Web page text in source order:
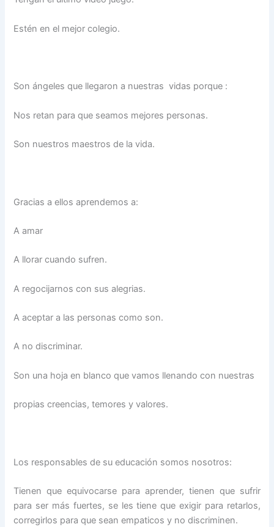
Estén en el mejor colegio.
Son ángeles que llegaron a nuestras vidas porque :
Nos retan para que seamos mejores personas.
Son nuestros maestros de la vida.
Gracias a ellos aprendemos a:
A amar
A llorar cuando sufren.
A regocijarnos con sus alegrias.
A aceptar a las personas como son.
A no discriminar.
Son una hoja en blanco que vamos llenando con nuestras
propias creencias, temores y valores.
Los responsables de su educación somos nosotros:
Tienen que equivocarse para aprender, tienen que sufrir
para ser más fuertes, se les tiene que exigir para retarlos,
corregirlos para que sean empaticos y no discriminen.